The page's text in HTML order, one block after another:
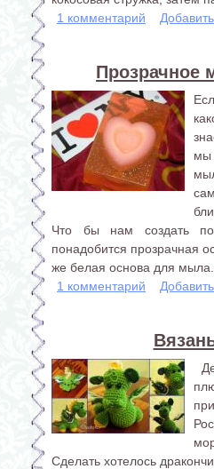
1 комментарий
Прозрачное
мы
Что бы нам создать
понадобится прозрачная
же белая основа для
1 комментарий
Сделать хотелось